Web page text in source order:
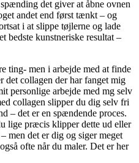
det giver at åbne ovnen
andet end først tænkt – og
i at slippe tøjlerne og lade
bedste kunstneriske resultat –
ting- men i arbejde med at finde
det collagen der har fanget mig
personlige arbejde med mg selv
collagen slipper du dig selv fri
– det er en spændende proces.
lige præcis klipper dette ud eller
men det er dig og siger meget
ofte når du maler. Det er her